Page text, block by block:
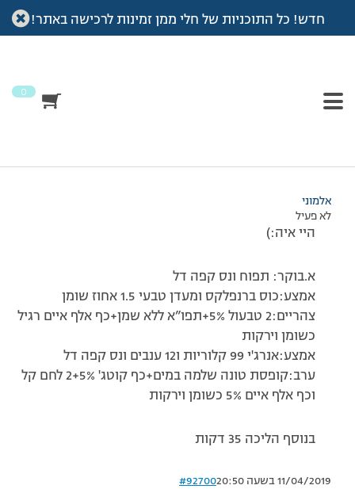
חדש! כל התוכניות של חלי ממן זמינות לרכישה באתר!
0
עמוד הבית >דיונים>פורום >רישום יום שני
מוצגות 4 תגובות – 1 עד 4 (מתוך 4 סה״כ)
אלמוני
לא פעיל
היי איה:)
א.בוקר: תפוח ונס קפה דל
אמצע:כוס ברנפלקס ומעדן טבעי 1.5 אחוז שומן
צהריים:2 טבעול 5%+תפו”א ללא שמן+כף אלף איים רגיל
כשומן וירקות
אמצע:אנרג'י 99 קלוריות ו12 ענבים ונס קפה דל
ערב:קופסת טונה שלמה במים+כף קוטג' 5%+2 לחם קל
וכף אלף איים 5% כשומן וירקות
בנוסף הליכה 35 דקות
11/04/2019 בשעה 20:50 #92700